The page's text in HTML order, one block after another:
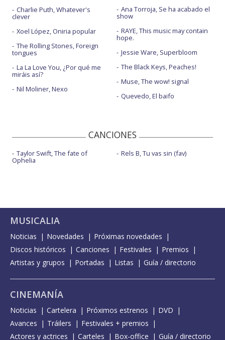
Charlie Puth, Whatever's
clever
Xoel López, Oniria popular
The Rolling Stones, Foreign
tongues
La La Love You, ¿Por qué me
miráis así?
Nil Moliner, Nexo
Ana Torroja, Se ha acabado el
show
RAYE, This music may contain
hope.
Jessie Ware, Superbloom
The Black Keys, Peaches!
Muse, The wow! signal
Quevedo, El baifo
CANCIONES
Taylor Swift, The fate of
Ophelia
Rels B, Tu vas sin (fav)
MUSICALIA
Noticias Novedades
Próximas novedades
Discos históricos
Canciones Festivales
Premios
Artistas y grupos
Portadas Listas Guía / directorio
CINEMANÍA
Noticias Cartelera Próximos estrenos
DVD
Avances
Tráilers
Festivales + premios
Actores y actrices
Carteles Box-office Guía / directorio